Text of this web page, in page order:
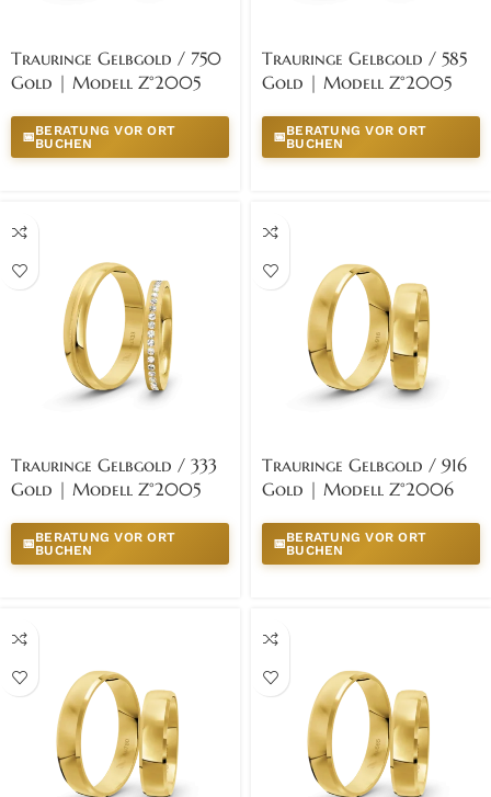
Trauringe Gelbgold / 750
Gold | Modell Z°2005
📅BERATUNG VOR ORT
BUCHEN
Trauringe Gelbgold / 585
Gold | Modell Z°2005
📅BERATUNG VOR ORT
BUCHEN
Trauringe Gelbgold / 333
Gold | Modell Z°2005
📅BERATUNG VOR ORT
BUCHEN
Trauringe Gelbgold / 916
Gold | Modell Z°2006
📅BERATUNG VOR ORT
BUCHEN